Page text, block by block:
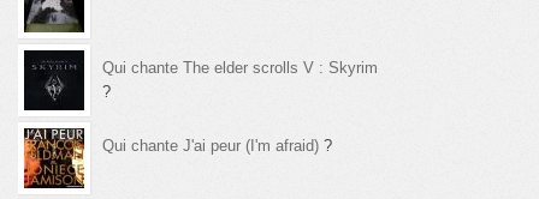
Qui chante The elder scrolls V : Skyrim
?
Qui chante J'ai peur (I'm afraid) ?